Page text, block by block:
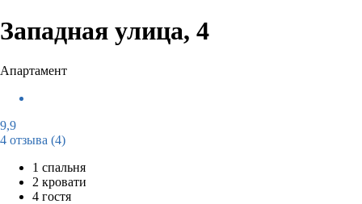
Западная улица, 4
Апартамент
9,9
4 отзыва (4)
1 спальня
2 кровати
4 гостя